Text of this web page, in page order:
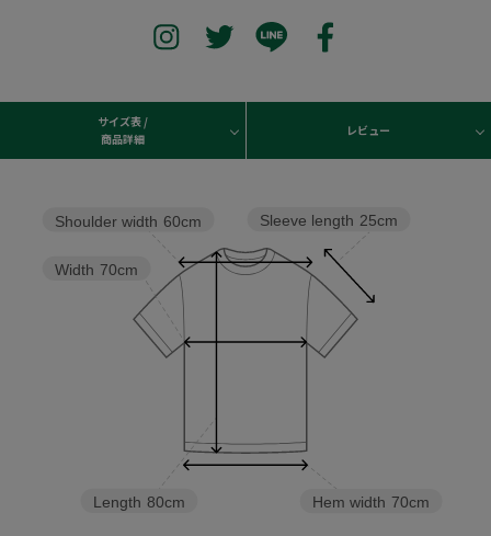
サイズ表 /
商品詳細
レビュー
Hem width 70cm
Sleeve length 25cm
Length 80cm
Width 70cm
Shoulder width 60cm